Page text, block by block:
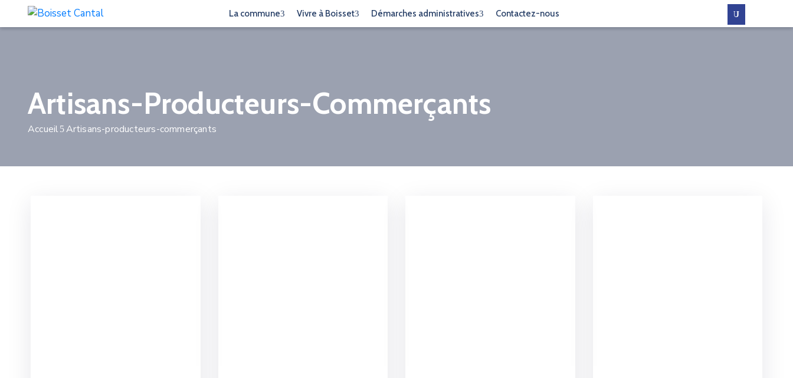
La commune Vivre à Boisset Démarches administratives Contactez-nous
Artisans-Producteurs-Commerçants
Accueil Artisans-producteurs-commerçants